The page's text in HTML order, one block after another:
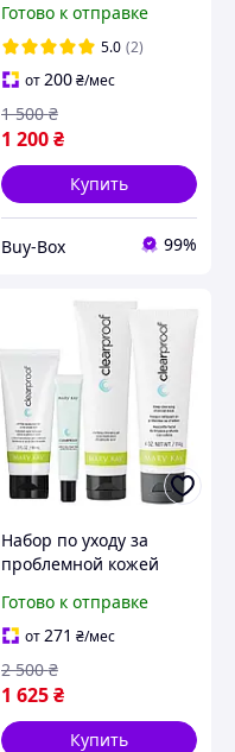
фотодинамической лед
терапии проблемной
кожи
Готово к отправке
5.0 (2)
от200₴/мес
1 200₴
1 500 ₴
Купить
Buy-Box 99%
Набор по уходу за
проблемной кожей
Готово к отправке
от 271 ₴/мес
1 625₴
2 500 ₴
Купить